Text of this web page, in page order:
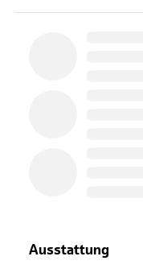
Ausstattung